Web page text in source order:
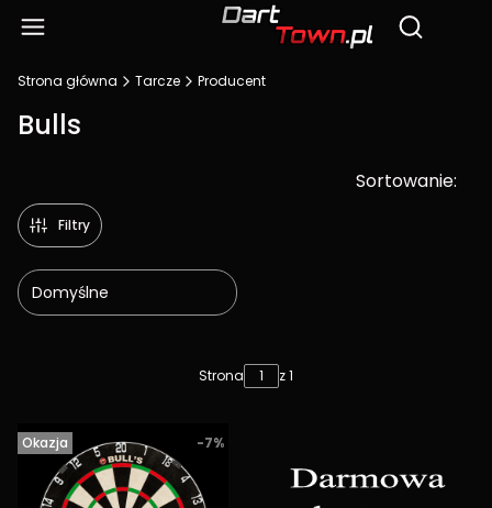
Otwórz
Strona główna Tarcze Producent
Bulls
Sortowanie:
Filtry
Domyślne
Strona z 1
Okazja -7%